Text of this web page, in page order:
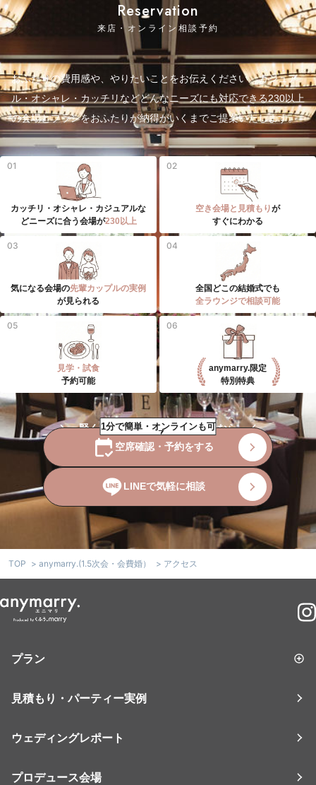
Reservation
来店・オンライン相談予約
おふたりの費用感や、やりたいことをお伝えください。カジュア
ル・オシャレ・カッチリなどどんなニーズにも対応できる230以上
の会場とプランをおふたりが納得がいくまでご提案いたします。
01
カッチリ・オシャレ・カジュアルな
どニーズに合う会場が230以上
02
空き会場と見積もりが
すぐにわかる
03
気になる会場の先輩カップルの実例
が見られる
04
全国どこの結婚式でも
全ラウンジで相談可能
05
見学・試食
予約可能
06
anymarry.限定
特別特典
＼ 賢くお得に結婚式選びをしたいなら ／
1分で簡単・オンラインも可
空席確認・予約をする
LINEで気軽に相談
TOP anymarry.(1.5次会・会費婚） アクセス
プラン
会費婚
挙式＋披露宴
家族結婚式
見積もり・パーティー実例
ウェディングレポート
プロデュース会場